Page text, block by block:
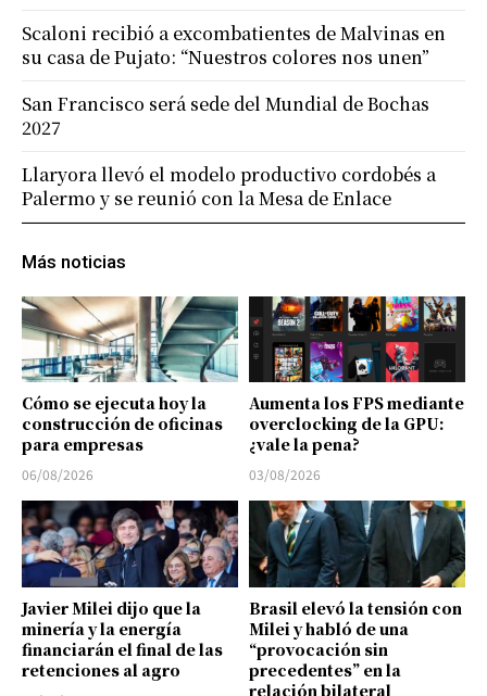
Más noticias
Cómo se ejecuta hoy la
construcción de oficinas
para empresas
06/08/2026
Aumenta los FPS mediante
overclocking de la GPU:
¿vale la pena?
03/08/2026
Javier Milei dijo que la
minería y la energía
financiarán el final de las
retenciones al agro
Brasil elevó la tensión con
Milei y habló de una
“provocación sin
precedentes” en la
relación bilateral
Scaloni recibió a excombatientes de Malvinas en
su casa de Pujato: “Nuestros colores nos unen”
San Francisco será sede del Mundial de Bochas
2027
Llaryora llevó el modelo productivo cordobés a
Palermo y se reunió con la Mesa de Enlace